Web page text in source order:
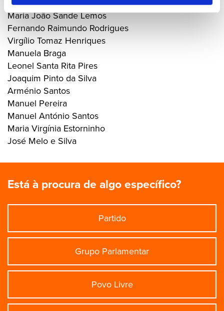
Jorge Paz Rodrigues
Maria João Sande Lemos
Fernando Raimundo Rodrigues
Virgílio Tomaz Henriques
Manuela Braga
Leonel Santa Rita Pires
Joaquim Pinto da Silva
Arménio Santos
Manuel Pereira
Manuel António Santos
Maria Virgínia Estorninho
José Melo e Silva
Está à procura de algo específico?
Partido
Grupo Parlamentar
Povo Livre